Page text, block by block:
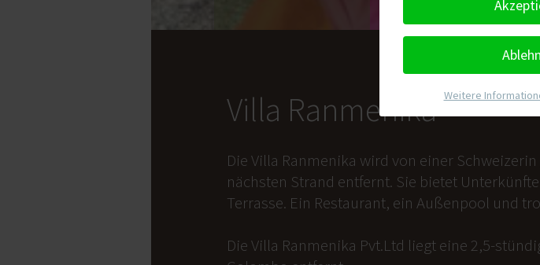
Villa Ranmenika
Die Villa Ranmenika wird von einer
nächsten Strand entfernt. Sie bietet
Terrasse. Ein Restaurant, ein Außenpool und
Die Villa Ranmenika Pvt.Ltd liegt eine 2,5-
Weitere